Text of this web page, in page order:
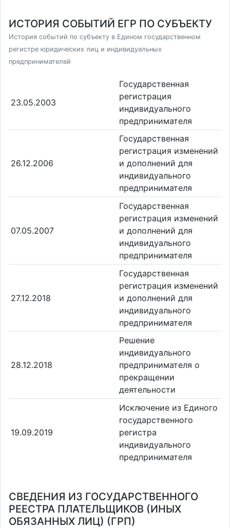
ИСТОРИЯ СОБЫТИЙ ЕГР ПО СУБЪЕКТУ
История событий по субъекту в Едином государственном
регистре юридических лиц и индивидуальных
предпринимателей
23.05.2003
Государственная
регистрация
индивидуального
предпринимателя
26.12.2006
Государственная
регистрация изменений
и дополнений для
индивидуального
предпринимателя
07.05.2007
Государственная
регистрация изменений
и дополнений для
индивидуального
предпринимателя
27.12.2018
Государственная
регистрация изменений
и дополнений для
индивидуального
предпринимателя
28.12.2018
Решение
индивидуального
предпринимателя о
прекращении
деятельности
19.09.2019
Исключение из Единого
государственного
регистра
индивидуального
предпринимателя
СВЕДЕНИЯ ИЗ ГОСУДАРСТВЕННОГО
РЕЕСТРА ПЛАТЕЛЬЩИКОВ (ИНЫХ
ОБЯЗАННЫХ ЛИЦ) (ГРП)